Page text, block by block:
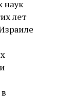
наук
лет